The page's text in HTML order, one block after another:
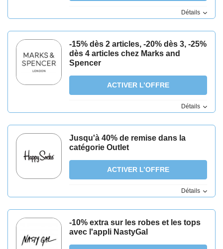
Détails
-15% dès 2 articles, -20% dès 3, -25%
dès 4 articles chez Marks and
Spencer
ACTIVER L’OFFRE
Détails
Jusqu'à 40% de remise dans la
catégorie Outlet
ACTIVER L’OFFRE
Détails
-10% extra sur les robes et les tops
avec l'appli NastyGal